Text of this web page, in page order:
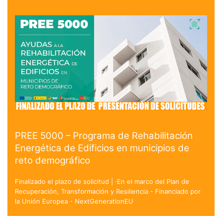
PREE 5000 – Programa de Rehabilitación
Energética de Edificios en municipios de
reto demográfico
Finalizado el plazo de solicitud | ·En el marco del Plan de
Recuperación, Transformación y Resiliencia - Financiado por
la Unión Europea - NextGenerationEU